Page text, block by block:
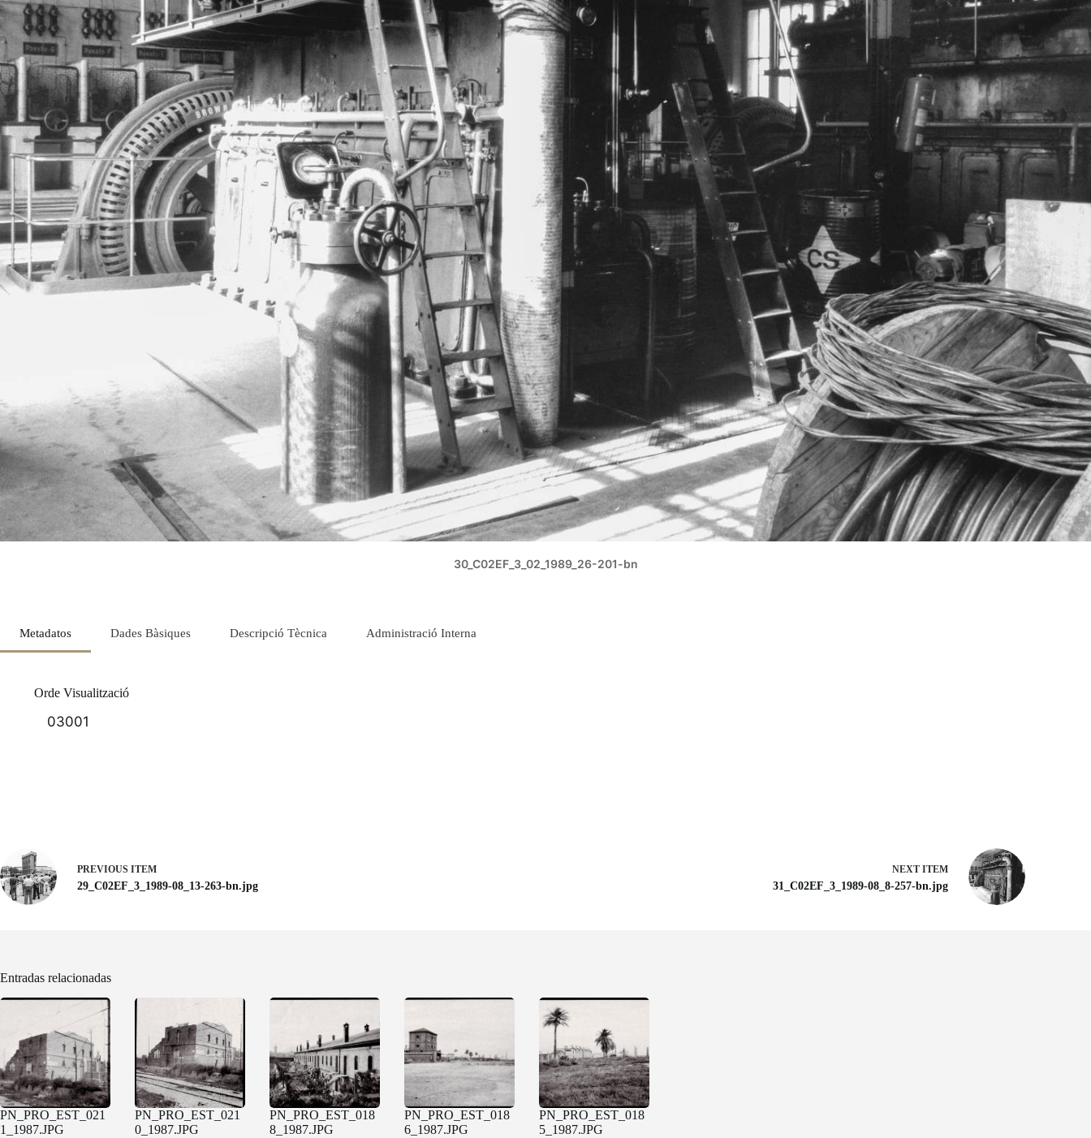
30_C02EF_3_02_1989_26-201-bn
Metadatos
Orde Visualització
03001
Dades Bàsiques Descripció Tècnica Administració Interna
PREVIOUS ITEM
29_C02EF_3_1989-08_13-263-bn.jpg
NEXT ITEM
31_C02EF_3_1989-08_8-257-bn.jpg
Entradas relacionadas
PN_PRO_EST_021
1_1987.JPG
PN_PRO_EST_021
0_1987.JPG
PN_PRO_EST_018
8_1987.JPG
PN_PRO_EST_018
6_1987.JPG
PN_PRO_EST_018
5_1987.JPG